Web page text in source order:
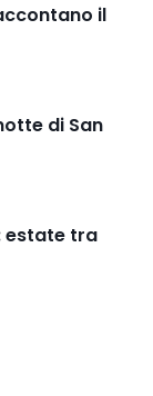
il
di San
estate tra